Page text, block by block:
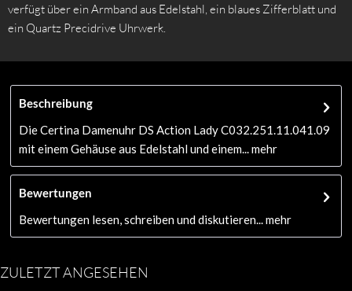
verfügt über ein Armband aus Edelstahl, ein blaues Zifferblatt und
ein Quartz Precidrive Uhrwerk.
Beschreibung
Die Certina Damenuhr DS Action Lady C032.251.11.041.09
mit einem Gehäuse aus Edelstahl und einem...
mehr
Bewertungen
Bewertungen lesen, schreiben und diskutieren...
mehr
ZULETZT ANGESEHEN